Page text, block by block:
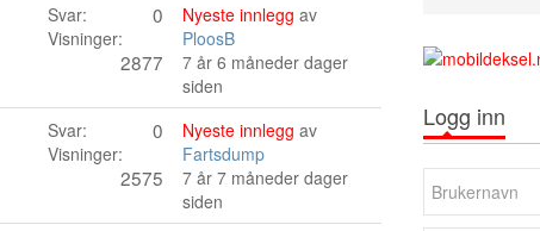
Svar: 0
Visninger:
2877
Nyeste innlegg av
PloosB
7 år 6 måneder dager
siden
Svar: 0
Visninger:
2575
Nyeste innlegg av
Fartsdump
7 år 7 måneder dager
siden
Logg inn